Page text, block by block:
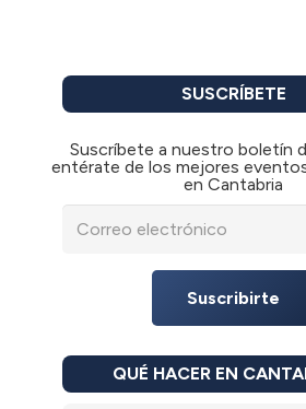
SUSCRÍBETE
Suscríbete a nuestro boletín
entérate de los mejores
en Cantabria
Suscribirte
QUÉ HACER EN